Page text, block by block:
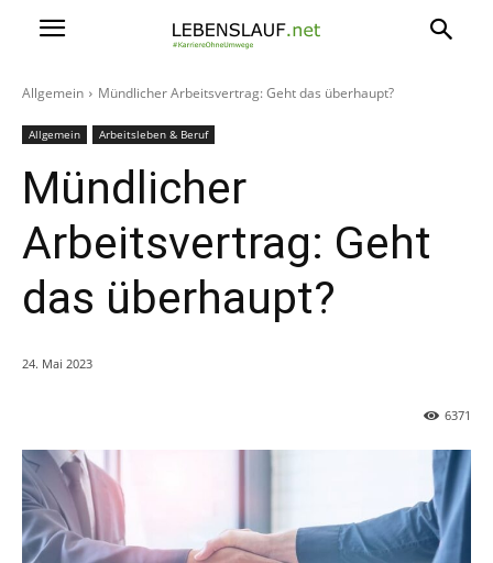
Allgemein Mündlicher Arbeitsvertrag: Geht das überhaupt?
Allgemein Arbeitsleben & Beruf
Mündlicher
Arbeitsvertrag: Geht
das überhaupt?
24. Mai 2023
6371